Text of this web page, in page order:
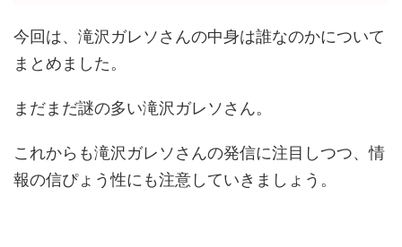
今回は、滝沢ガレソさんの中身は誰なのかについて
まとめました。
まだまだ謎の多い滝沢ガレソさん。
これからも滝沢ガレソさんの発信に注目しつつ、情
報の信ぴょう性にも注意していきましょう。